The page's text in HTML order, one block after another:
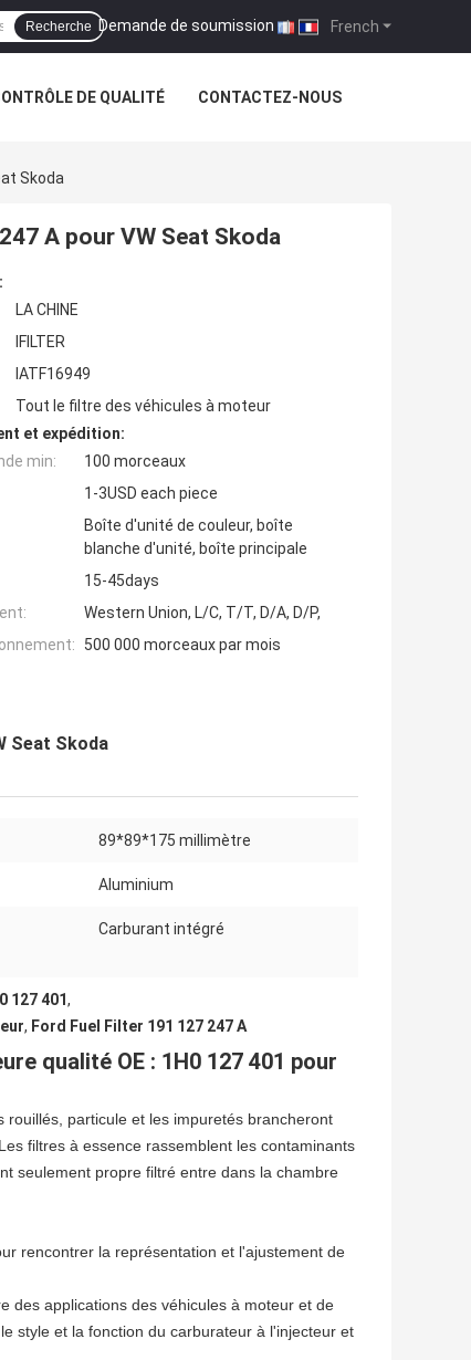
French
Demande de soumission |
Recherche
DE QUALITÉ CONTACTEZ-NOUS
Skoda
A pour VW Seat Skoda
LA CHINE
IFILTER
IATF16949
Tout le filtre des véhicules à moteur
et expédition:
min:
100 morceaux
1-3USD each piece
Boîte d'unité de couleur, boîte
blanche d'unité, boîte principale
15-45days
Western Union, L/C, T/T, D/A, D/P,
500 000 morceaux par mois
Seat Skoda
89*89*175 millimètre
Aluminium
Carburant intégré
127 401,
, Ford Fuel Filter 191 127 247 A
qualité OE : 1H0 127 401 pour
particule et les impuretés brancheront
filtres à essence rassemblent les contaminants
seulement propre filtré entre dans la chambre
rencontrer la représentation et l'ajustement de
des applications des véhicules à moteur et de
style et la fonction du carburateur à l'injecteur et